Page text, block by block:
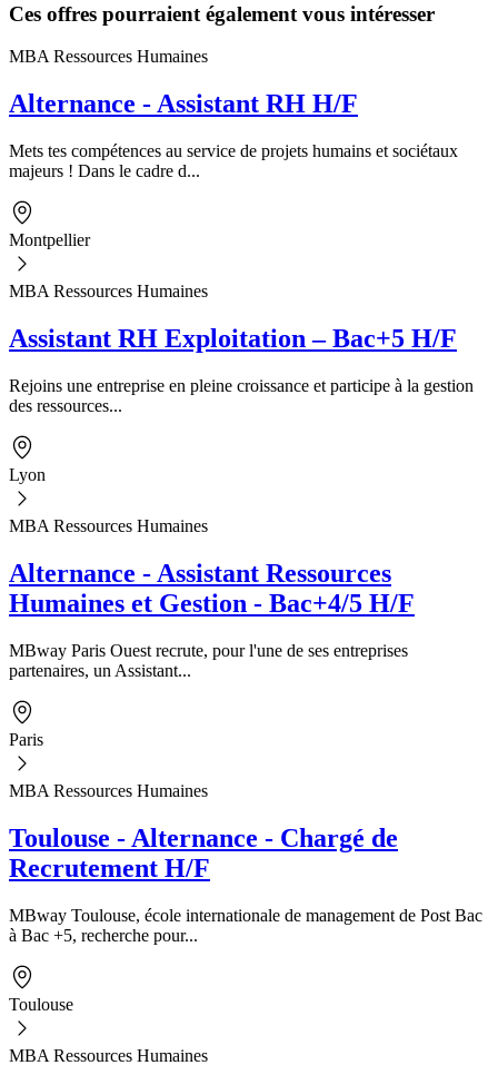
Ces offres pourraient également vous intéresser
MBA Ressources Humaines
Alternance - Assistant RH H/F
Mets tes compétences au service de projets humains et sociétaux
majeurs ! Dans le cadre d...
Montpellier
MBA Ressources Humaines
Assistant RH Exploitation – Bac+5 H/F
Rejoins une entreprise en pleine croissance et participe à la gestion
des ressources...
Lyon
MBA Ressources Humaines
Alternance - Assistant Ressources
Humaines et Gestion - Bac+4/5 H/F
MBway Paris Ouest recrute, pour l'une de ses entreprises
partenaires, un Assistant...
Paris
MBA Ressources Humaines
Toulouse - Alternance - Chargé de
Recrutement H/F
MBway Toulouse, école internationale de management de Post Bac
à Bac +5, recherche pour...
Toulouse
MBA Ressources Humaines